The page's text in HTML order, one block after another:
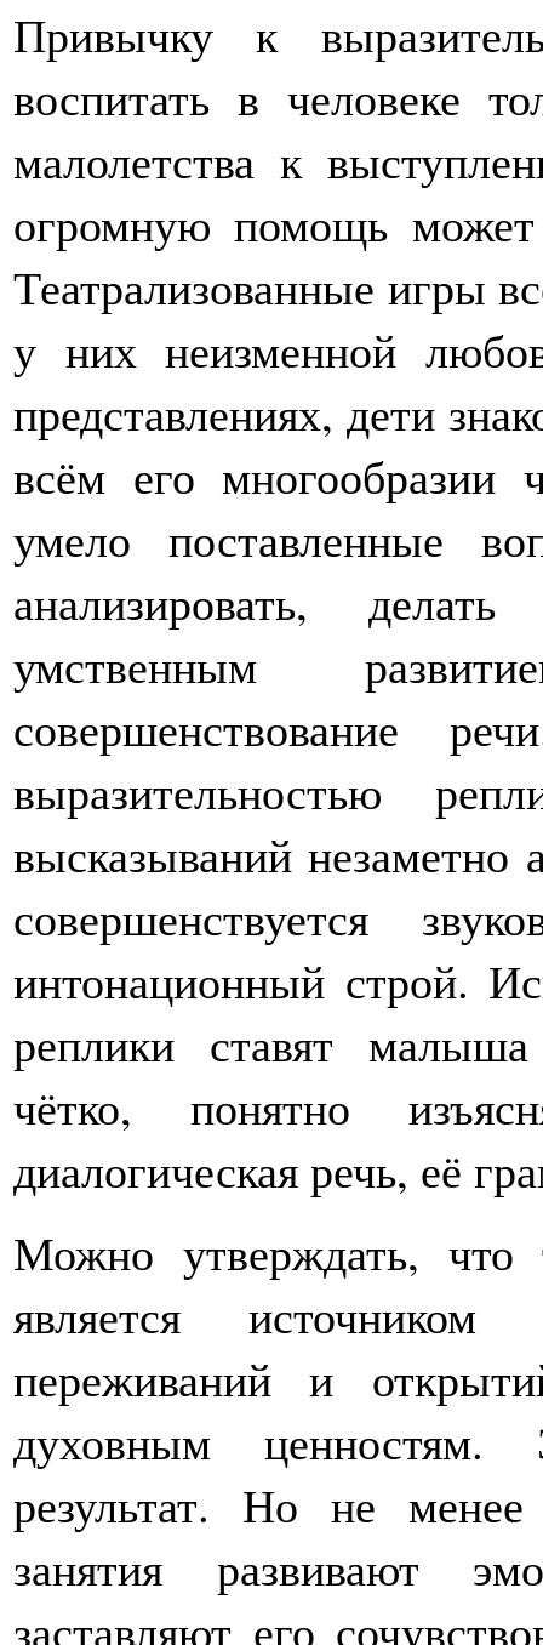
Привычку к
воспитать в человеке
малолетства к
огромную помощь может
Театрализованные игры
у них неизменной
представлениях, дети
всём его многообразии
умело поставленные
анализировать,
умственным
совершенствование
выразительностью
высказываний незаметно
совершенствуется
интонационный строй.
реплики ставят
чётко, понятно
диалогическая речь, её
Можно утверждать, что
является источником
переживаний и
духовным
результат. Но не менее
занятия развивают
заставляют его